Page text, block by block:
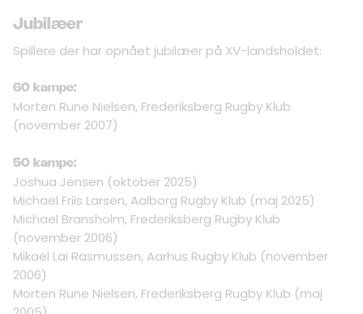
Jubilæer
Spillere der har opnået jubilæer på XV-landsholdet:
60 kampe:
Morten Rune Nielsen, Frederiksberg Rugby Klub
(november 2007)
50 kampe:
Joshua Jensen (oktober 2025)
Michael Friis Larsen, Aalborg Rugby Klub (maj 2025)
Michael Bransholm, Frederiksberg Rugby Klub
(november 2006)
Mikael Lai Rasmussen, Aarhus Rugby Klub (november
2006)
Morten Rune Nielsen, Frederiksberg Rugby Klub (maj